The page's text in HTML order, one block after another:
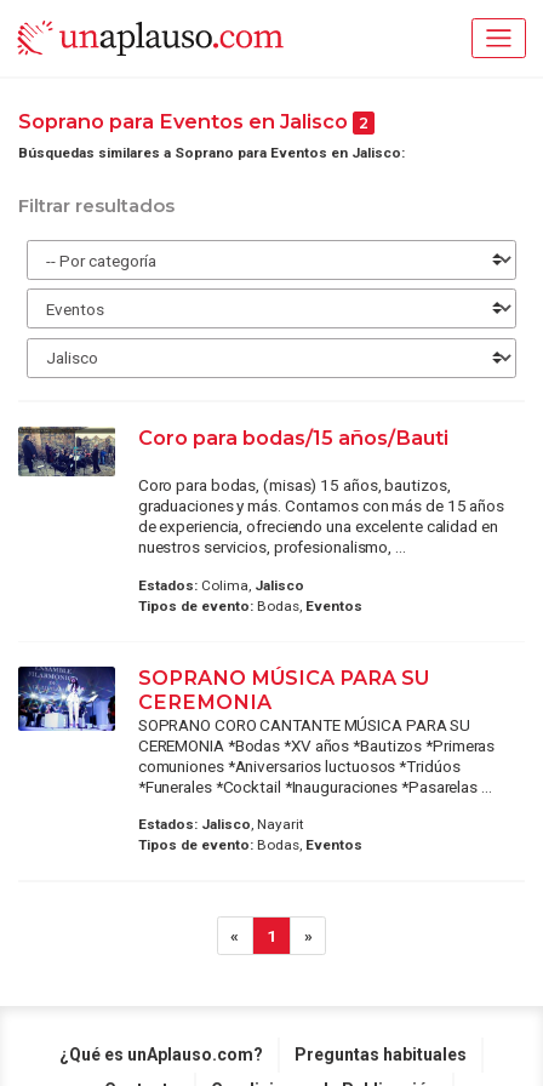
Soprano para Eventos en Jalisco 2
Búsquedas similares a Soprano para Eventos en Jalisco:
Filtrar resultados
Coro para bodas/15 años/Bauti
Coro para bodas, (misas) 15 años, bautizos,
graduaciones y más. Contamos con más de 15 años
de experiencia, ofreciendo una excelente calidad en
nuestros servicios, profesionalismo, ...
Estados:Colima, Jalisco
Tipos de evento:Bodas, Eventos
SOPRANO MÚSICA PARA SU
CEREMONIA
SOPRANO CORO CANTANTE MÚSICA PARA SU
CEREMONIA *Bodas *XV años *Bautizos *Primeras
comuniones *Aniversarios luctuosos *Tridúos
*Funerales *Cocktail *Inauguraciones *Pasarelas ...
Estados: Jalisco, Nayarit
Tipos de evento:Bodas, Eventos
« 1 »
¿Qué es unAplauso.com?
Preguntas habituales